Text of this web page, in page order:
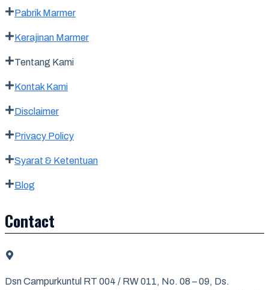
Pabrik Marmer
Kerajinan Marmer
Tentang Kami
Kontak Kami
Disclaimer
Privacy Policy
Syarat & Ketentuan
Blog
Contact
Dsn Campurkuntul RT 004 / RW 011, No. 08 – 09, Ds.